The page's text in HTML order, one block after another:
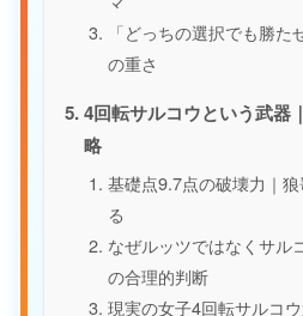
「どっちの選択でも勝
の重さ
4回転サルコウという武器
略
基礎点9.7点の破壊力｜
る
なぜルッツではなくサル
の合理的判断
現実の女子4回転サルコ